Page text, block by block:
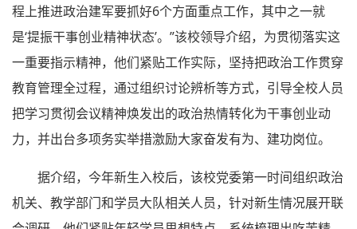
程上推进政治建军要抓好6个方面重点工作，其中之一就
是‘提振干事创业精神状态’。”该校领导介绍，为贯彻落实这
一重要指示精神，他们紧贴工作实际，坚持把政治工作贯穿
教育管理全过程，通过组织讨论辨析等方式，引导全校人员
把学习贯彻会议精神焕发出的政治热情转化为干事创业动
力，并出台多项务实举措激励大家奋发有为、建功岗位。
据介绍，今年新生入校后，该校党委第一时间组织政治
机关、教学部门和学员大队相关人员，针对新生情况展开联